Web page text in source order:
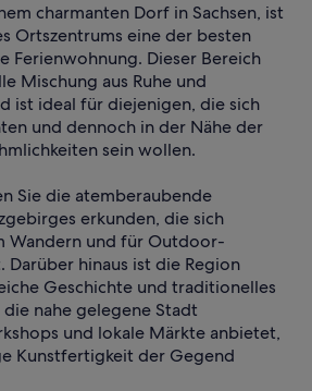
charmanten Dorf in Sachsen, ist
Ortszentrums eine der besten
Ferienwohnung. Dieser Bereich
Mischung aus Ruhe und
ist ideal für diejenigen, die sich
und dennoch in der Nähe der
sein wollen.
Sie die atemberaubende
erkunden, die sich
Wandern und für Outdoor-
hinaus ist die Region
Geschichte und traditionelles
nahe gelegene Stadt
und lokale Märkte anbietet,
Kunstfertigkeit der Gegend